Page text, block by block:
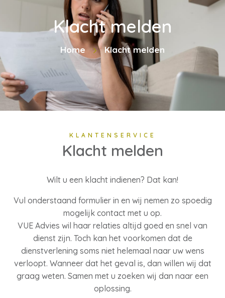
Klacht melden
Home Klacht melden
Klacht melden
KLANTENSERVICE
Wilt u een klacht indienen? Dat kan!
Vul onderstaand formulier in en wij nemen zo spoedig
mogelijk contact met u op.
VUE Advies wil haar relaties altijd goed en snel van
dienst zijn. Toch kan het voorkomen dat de
dienstverlening soms niet helemaal naar uw wens
verloopt. Wanneer dat het geval is, dan willen wij dat
graag weten. Samen met u zoeken wij dan naar een
oplossing.